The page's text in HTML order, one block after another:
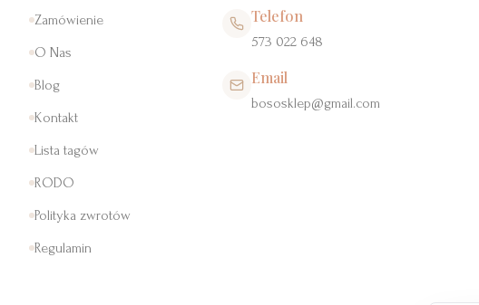
Zamówienie
O Nas
Blog
Kontakt
Lista tagów
RODO
Polityka zwrotów
Regulamin
Telefon
573 022 648
Email
bososklep@gmail.com